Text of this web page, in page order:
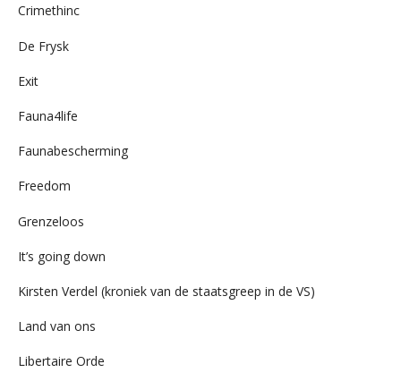
Crimethinc
De Frysk
Exit
Fauna4life
Faunabescherming
Freedom
Grenzeloos
It’s going down
Kirsten Verdel (kroniek van de staatsgreep in de VS)
Land van ons
Libertaire Orde